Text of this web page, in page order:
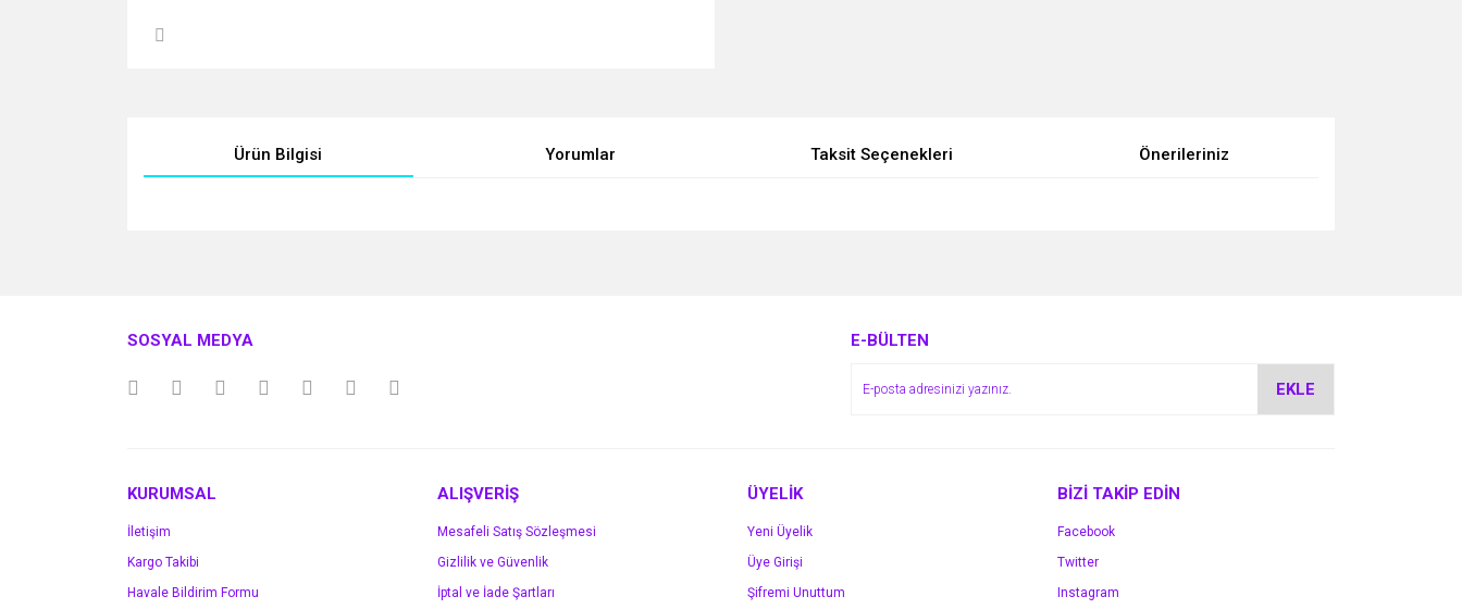
Ürün Bilgisi Yorumlar Taksit Seçenekleri Önerileriniz
Ürün açıklamasında eksik bilgiler bulunuyor.
SOSYAL MEDYA E-BÜLTEN
EKLE
KURUMSAL
İletişim
Kargo Takibi
Havale Bildirim Formu
ALIŞVERİŞ
Mesafeli Satış Sözleşmesi
Gizlilik ve Güvenlik
İptal ve İade Şartları
ÜYELİK
Yeni Üyelik
Üye Girişi
Şifremi Unuttum
BİZİ TAKİP EDİN
Facebook
Twitter
Instagram